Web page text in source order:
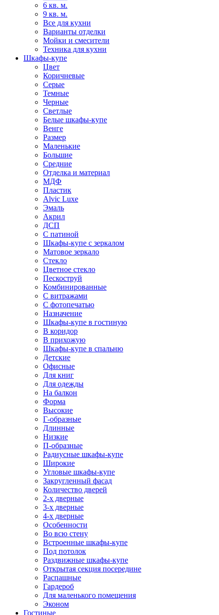
6 кв. м.
9 кв. м.
Все для кухни
Варианты отделки
Мойки и смесители
Техника для кухни
Шкафы-купе
Цвет
Коричневые
Серые
Темные
Черные
Светлые
Белые шкафы-купе
Венге
Размер
Маленькие
Большие
Средние
Отделка и материал
МДФ
Пластик
Alvic Luxe
Эмаль
Акрил
ДСП
С патиной
Шкафы-купе с зеркалом
Матовое зеркало
Стекло
Цветное стекло
Пескоструй
Комбинированные
С витражами
С фотопечатью
Назначение
Шкафы-купе в гостиную
В коридор
В прихожую
Шкафы-купе в спальню
Детские
Офисные
Для книг
Для одежды
На балкон
Форма
Высокие
Г-образные
Длинные
Низкие
П-образные
Радиусные шкафы-купе
Широкие
Угловые шкафы-купе
Закругленный фасад
Количество дверей
2-х дверные
3-х дверные
4-х дверные
Особенности
Во всю стену
Встроенные шкафы-купе
Под потолок
Раздвижные шкафы-купе
Открытая секция посередине
Распашные
Гардероб
Для маленького помещения
Эконом
Гостиные